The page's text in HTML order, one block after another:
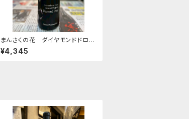
まんさくの花 ダイヤモンドドロッ
プ 純米大吟醸 一回火入れ 原
酒 1800ｍｌ
¥4,345